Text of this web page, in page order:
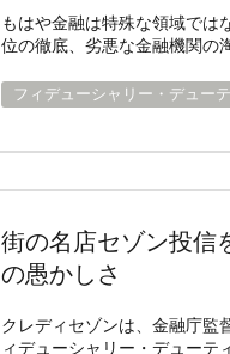
もはや金融は特殊な領域では
位の徹底、劣悪な金融機関の
フィデューシャリー・デュー
街の名店セゾン投信
の愚かしさ
クレディセゾンは、金融庁監
ィデューシャリー・デューテ